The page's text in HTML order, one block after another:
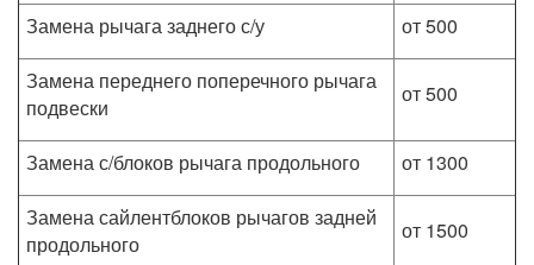
Замена рычага заднего с/у
от 500
Замена переднего поперечного рычага
подвески
от 500
Замена с/блоков рычага продольного
от 1300
Замена сайлентблоков рычагов задней
продольного
от 1500